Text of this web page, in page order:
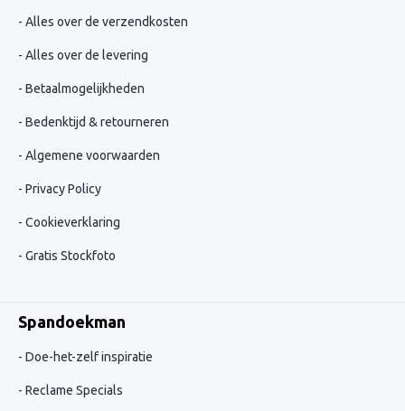
Alles over de verzendkosten
Alles over de levering
Betaalmogelijkheden
Bedenktijd & retourneren
Algemene voorwaarden
Privacy Policy
Cookieverklaring
Gratis Stockfoto
Spandoekman
Doe-het-zelf inspiratie
Reclame Specials